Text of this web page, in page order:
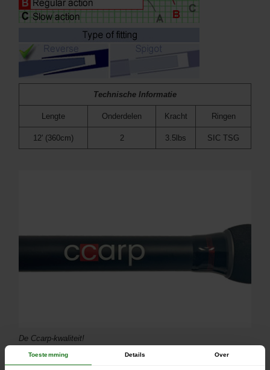
Toestemming Details Over
Technische Informatie
Lengte Onderdelen Kracht Ringen
12' (360cm) 2 3.5lbs SIC TSG
De Ccarp-kwaliteit!